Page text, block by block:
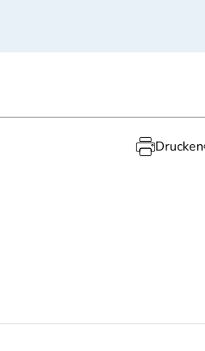
Drucken